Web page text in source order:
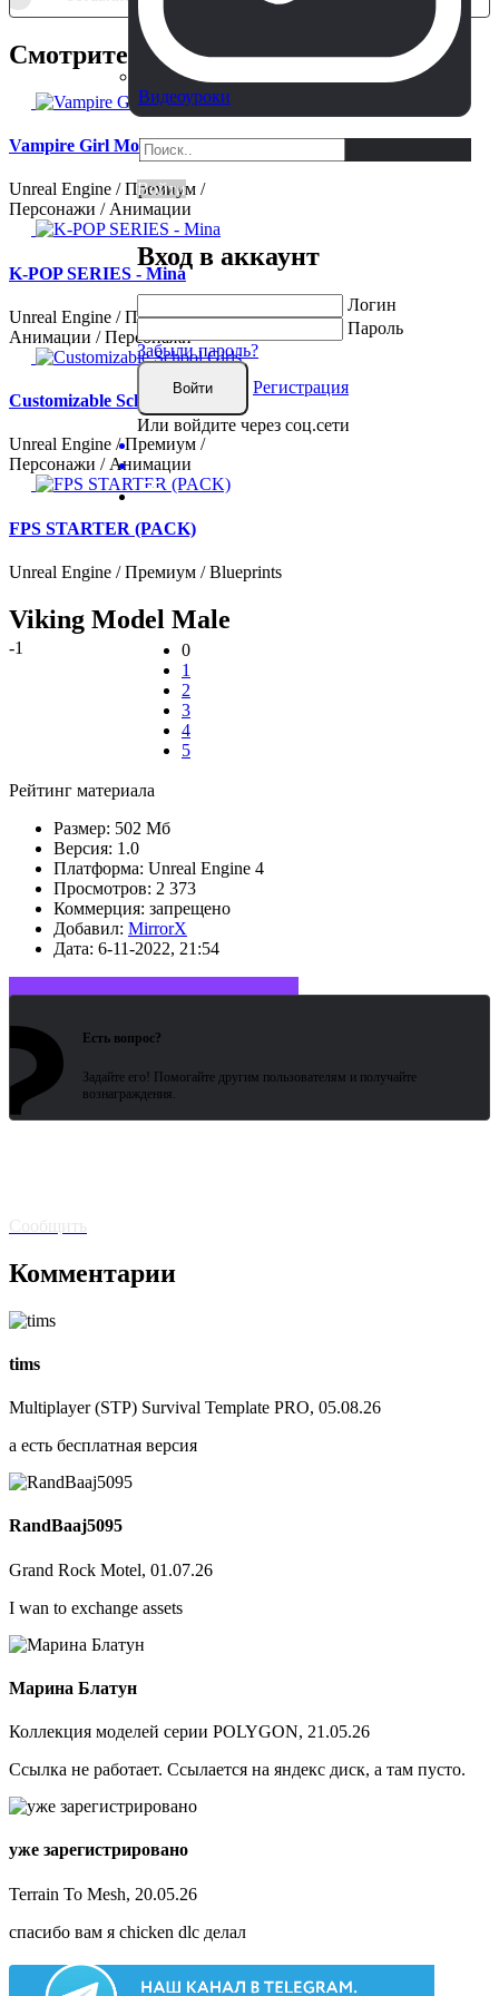
Видеоуроки
Войти
Вход в аккаунт
Логин
Пароль
Забыли пароль?
Войти
Регистрация
Или войдите через соц.сети
Смотрите также
Vampire Girl Modular
Unreal Engine / Премиум /
Персонажи / Анимации
K-POP SERIES - Mina
Unreal Engine / Премиум /
Анимации / Персонажи
Customizable School Girls
Unreal Engine / Премиум /
Персонажи / Анимации
FPS STARTER (PACK)
Unreal Engine / Премиум / Blueprints
Viking Model Male
-1
0
1
2
3
4
5
Рейтинг материала
Размер: 502 Мб
Версия: 1.0
Платформа: Unreal Engine 4
Просмотров: 2 373
Коммерция: запрещено
Добавил: MirrorX
Дата: 6-11-2022, 21:54
Есть вопрос?
Задайте его! Помогайте другим пользователям и получайте
вознаграждения.
Сообщить
Комментарии
tims
Multiplayer (STP) Survival Template PRO, 05.08.26
а есть бесплатная версия
RandBaaj5095
Grand Rock Motel, 01.07.26
I wan to exchange assets
Марина Блатун
Коллекция моделей серии POLYGON, 21.05.26
Ссылка не работает. Ссылается на яндекс диск, а там пусто.
уже зарегистрировано
Terrain To Mesh, 20.05.26
спасибо вам я chicken dlc делал